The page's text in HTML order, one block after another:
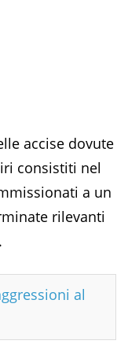
accise dovute
consistiti nel
a un
rilevanti
al